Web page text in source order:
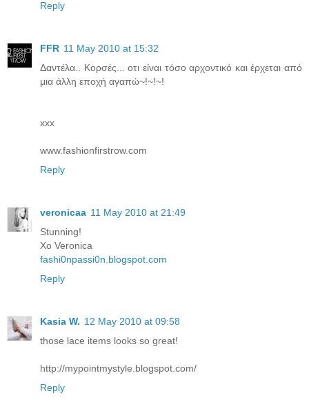
Reply
FFR 11 May 2010 at 15:32
Δαντέλα.. Κορσές... οτι είναι τόσο αρχοντικό και έρχεται από
μια άλλη εποχή αγαπώ~!~!~!
xxx
www.fashionfirstrow.com
Reply
veronicaa 11 May 2010 at 21:49
Stunning!
Xo Veronica
fashi0npassi0n.blogspot.com
Reply
Kasia W. 12 May 2010 at 09:58
those lace items looks so great!
http://mypointmystyle.blogspot.com/
Reply